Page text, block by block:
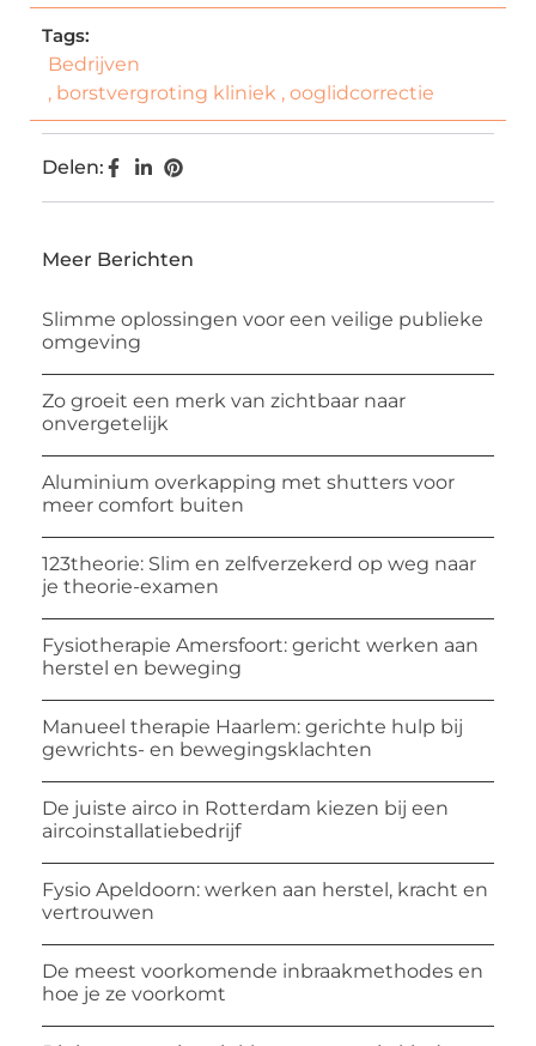
Tags:
Bedrijven
, borstvergroting kliniek , ooglidcorrectie
Delen:
Meer Berichten
Slimme oplossingen voor een veilige publieke
omgeving
Zo groeit een merk van zichtbaar naar
onvergetelijk
Aluminium overkapping met shutters voor
meer comfort buiten
123theorie: Slim en zelfverzekerd op weg naar
je theorie-examen
Fysiotherapie Amersfoort: gericht werken aan
herstel en beweging
Manueel therapie Haarlem: gerichte hulp bij
gewrichts- en bewegingsklachten
De juiste airco in Rotterdam kiezen bij een
aircoinstallatiebedrijf
Fysio Apeldoorn: werken aan herstel, kracht en
vertrouwen
De meest voorkomende inbraakmethodes en
hoe je ze voorkomt